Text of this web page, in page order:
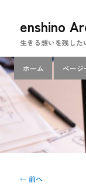
ン
テ
ツ
へ
enshino
生きる想いを残し
メ
イ
メ
ニ
ホーム ページ
投
←前へ